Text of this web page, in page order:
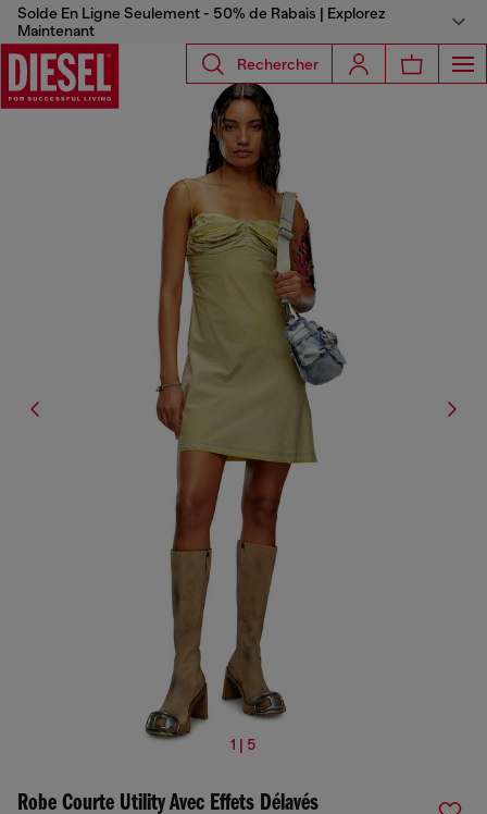
Solde En Ligne Seulement - 50% de Rabais | Explorez
Maintenant
Rechercher
1 | 5
Robe Courte Utility Avec Effets Délavés